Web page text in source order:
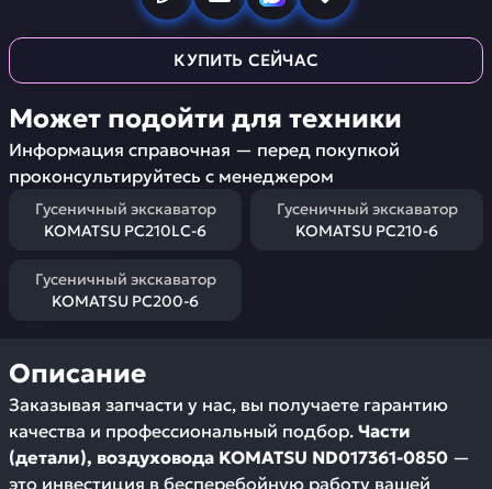
КУПИТЬ СЕЙЧАС
Может подойти для техники
Информация справочная — перед покупкой
проконсультируйтесь с менеджером
Гусеничный экскаватор
KOMATSU PC210LC-6
Гусеничный экскаватор
KOMATSU PC210-6
Гусеничный экскаватор
KOMATSU PC200-6
Описание
Заказывая запчасти у нас, вы получаете гарантию
качества и профессиональный подбор. Части
(детали), воздуховода KOMATSU ND017361-0850 —
это инвестиция в бесперебойную работу вашей